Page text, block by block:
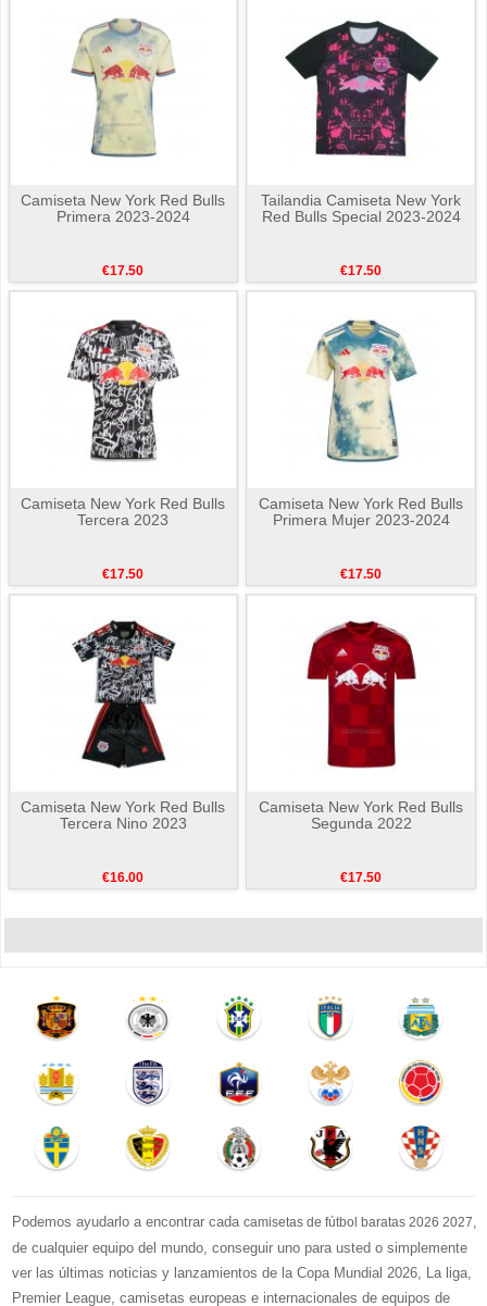
Camiseta New York Red Bulls
Primera 2023-2024
€17.50
Tailandia Camiseta New York
Red Bulls Special 2023-2024
€17.50
Camiseta New York Red Bulls
Tercera 2023
€17.50
Camiseta New York Red Bulls
Primera Mujer 2023-2024
€17.50
Camiseta New York Red Bulls
Tercera Nino 2023
€16.00
Camiseta New York Red Bulls
Segunda 2022
€17.50
Podemos ayudarlo a encontrar cada camisetas de fútbol baratas 2026 2027,
de cualquier equipo del mundo, conseguir uno para usted o simplemente
ver las últimas noticias y lanzamientos de la Copa Mundial 2026, La liga,
Premier League, camisetas europeas e internacionales de equipos de